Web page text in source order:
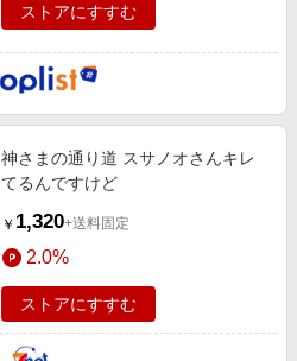
ストアにすすむ
神さまの通り道 スサノオさんキレ
てるんですけど
￥ 1,320+送料固定
2.0%
ストアにすすむ